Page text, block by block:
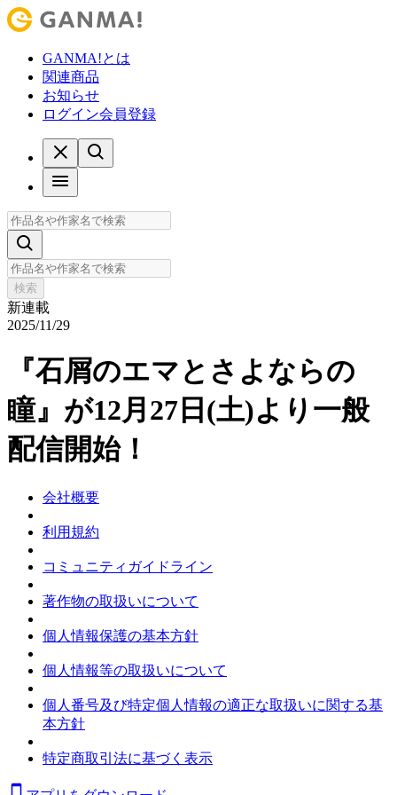
GANMA!とは
関連商品
お知らせ
ログイン会員登録
検索
新連載
2025/11/29
『石屑のエマとさよならの
瞳』が12月27日(土)より一般
配信開始！
会社概要
利用規約
コミュニティガイドライン
著作物の取扱いについて
個人情報保護の基本方針
個人情報等の取扱いについて
個人番号及び特定個人情報の適正な取扱いに関する基
本方針
特定商取引法に基づく表示